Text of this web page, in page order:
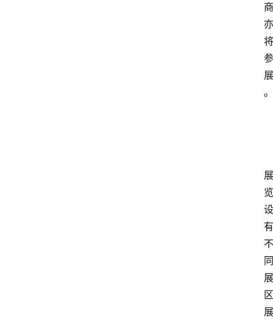
商
亦
将
参
展
。
展
览
设
有
不
同
展
区
展